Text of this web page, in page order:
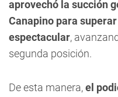
aprovechó la succión
Canapino para
espectacular,
segunda posición.
De esta manera,el